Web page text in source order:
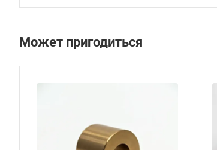
Может пригодиться